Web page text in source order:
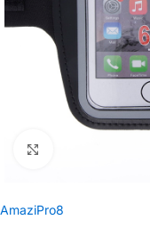
AmaziPro8